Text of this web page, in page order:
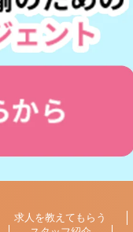
求人を教えてもらう